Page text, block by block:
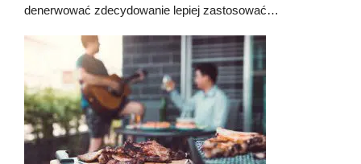
denerwować zdecydowanie lepiej zastosować…